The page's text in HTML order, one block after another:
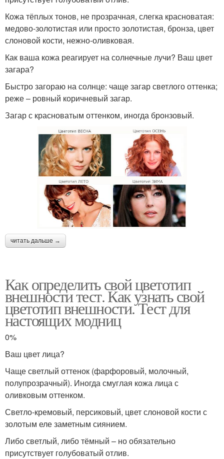
Кожа тёплых тонов, не прозрачная, слегка красноватая:
медово-золотистая или просто золотистая, бронза, цвет
слоновой кости, нежно-оливковая.
Как ваша кожа реагирует на солнечные лучи? Ваш цвет
загара?
Быстро загораю на солнце: чаще загар светлого оттенка;
реже – ровный коричневый загар.
Загар с красноватым оттенком, иногда бронзовый.
читать дальше →
Как определить свой цветотип
внешности тест. Как узнать свой
цветотип внешности. Тест для
настоящих модниц
0%
Ваш цвет лица?
Чаще светлый оттенок (фарфоровый, молочный,
полупрозрачный). Иногда смуглая кожа лица с
оливковым оттенком.
Светло-кремовый, персиковый, цвет слоновой кости с
золотым еле заметным сиянием.
Либо светлый, либо тёмный – но обязательно
присутствует голубоватый отлив.